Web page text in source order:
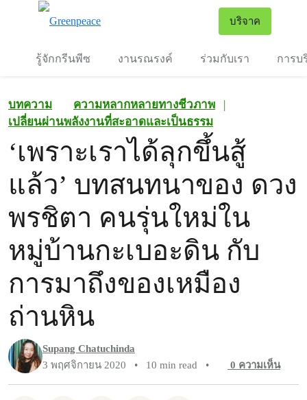
บริจาค
รู้จักกรีนพีซ งานรณรงค์ ร่วมกับเรา การบ
บทความ ความหลากหลายทางชีวภาพ
|
เปลี่ยนผ่านพลังงานที่สะอาดและเป็นธรรม
‘เพราะเราได้ลุกขึ้นสู้
แล้ว’ บทสนทนาของ ดวง
พรชิตา คนรุ่นใหม่ใน
หมู่บ้านกะเบอะดิน กับ
การมาถึงของเหมือง
ถ่านหิน
Supang Chatuchinda
3 พฤศจิกายน 2020
• 10 min read • 0 ความเห็น